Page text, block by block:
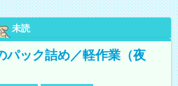
未読
パック詰め／軽作業（夜